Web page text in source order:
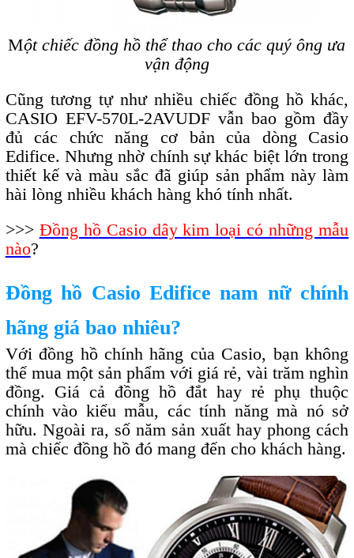
Một chiếc đồng hồ thể thao cho các quý ông ưa
vận động
Cũng tương tự như nhiều chiếc đồng hồ khác,
CASIO EFV-570L-2AVUDF vẫn bao gồm đầy
đủ các chức năng cơ bản của dòng Casio
Edifice. Nhưng nhờ chính sự khác biệt lớn trong
thiết kế và màu sắc đã giúp sản phẩm này làm
hài lòng nhiều khách hàng khó tính nhất.
>>> Đồng hồ Casio dây kim loại có những mẫu
nào?
Đồng hồ Casio Edifice nam nữ chính
hãng giá bao nhiêu?
Với đồng hồ chính hãng của Casio, bạn không
thể mua một sản phẩm với giá rẻ, vài trăm nghìn
đồng. Giá cả đồng hồ đắt hay rẻ phụ thuộc
chính vào kiểu mẫu, các tính năng mà nó sở
hữu. Ngoài ra, số năm sản xuất hay phong cách
mà chiếc đồng hồ đó mang đến cho khách hàng.